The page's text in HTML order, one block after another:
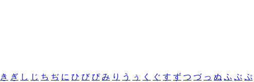
き ぎ し じ ち ぢ に ひ び ぴ み り う ぅ く ぐ す ず つ づ っ ぬ ふ ぶ ぷ